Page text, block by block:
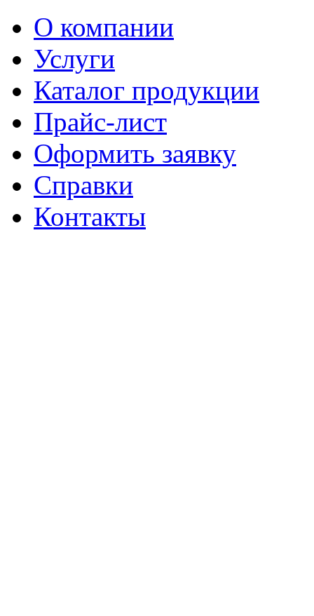
О компании
Услуги
Каталог продукции
Прайс-лист
Оформить заявку
Справки
Контакты